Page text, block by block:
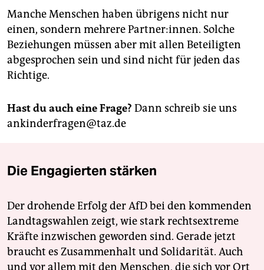
Manche Menschen haben übrigens nicht nur
einen, sondern mehrere Partner:innen. Solche
Beziehungen müssen aber mit allen Beteiligten
abgesprochen sein und sind nicht für jeden das
Richtige.
Hast du auch eine Frage? Dann schreib sie uns
ankinderfragen@taz.de
Die Engagierten stärken
Der drohende Erfolg der AfD bei den kommenden
Landtagswahlen zeigt, wie stark rechtsextreme
Kräfte inzwischen geworden sind. Gerade jetzt
braucht es Zusammenhalt und Solidarität. Auch
und vor allem mit den Menschen, die sich vor Ort